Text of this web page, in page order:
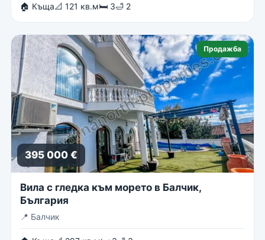
🏠 Къща📐 121 кв.м🛏 3🛁 2
Продажба
395 000 €
Вила с гледка към морето в Балчик,
България
📍 Балчик